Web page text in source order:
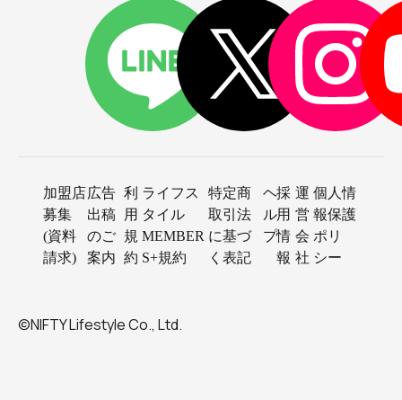
加盟店
募集
(資料
請求)
広告
出稿
のご
案内
利
用
規
約
ライフス
タイル
MEMBER
S+規約
特定商
取引法
に基づ
く表記
ヘ
ル
プ
採
用
情
報
運
営
会
社
個人情
報保護
ポリ
シー
©NIFTY Lifestyle Co., Ltd.